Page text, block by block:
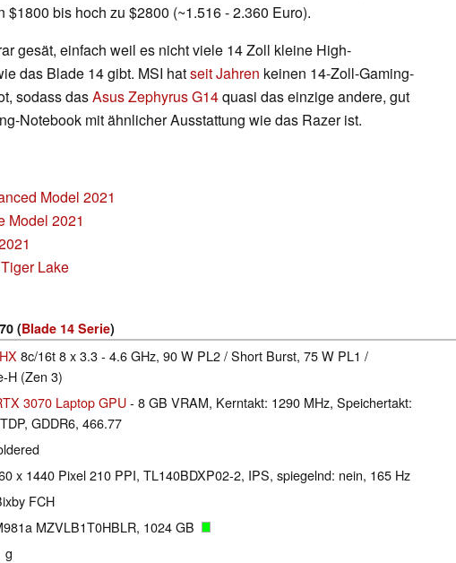
$1800 bis hoch zu $2800 (~1.516 - 2.360 Euro).
gesät, einfach weil es nicht viele 14 Zoll kleine High-
das Blade 14 gibt. MSI hatseit Jahren keinen 14-Zoll-Gaming-
sodass dasAsus Zephyrus G14quasi das einzige andere, gut
Notebook mit ähnlicher Ausstattung wie das Razer ist.
Model 2021
Model 2021
Lake
(Blade 14 Serie)
8c/16t 8 x 3.3 - 4.6 GHz, 90 W PL2 / Short Burst, 75 W PL1 /
H (Zen 3)
3070 Laptop GPU- 8 GB VRAM, Kerntakt: 1290 MHz, Speichertakt:
GDDR6, 466.77
x 1440 Pixel 210 PPI, TL140BDXP02-2, IPS, spiegelnd: nein, 165 Hz
FCH
MZVLB1T0HBLR, 1024 GB
g